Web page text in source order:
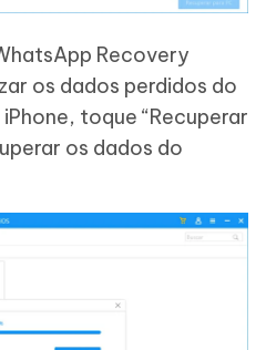
Recovery
os dados perdidos do
toque “Recuperar
os dados do